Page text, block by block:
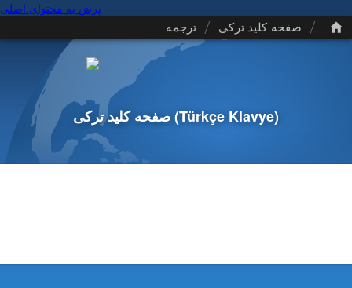
پرش به محتوای اصلی
/ صفحه کلید ترکی / ترجمه
صفحه کلید ترکی(Türkçe Klavye)